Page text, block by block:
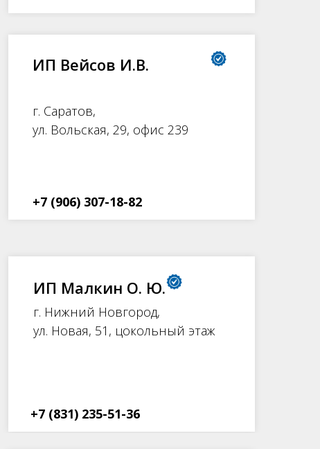
г. Саратов,
ул. Вольская, 29, офис 239
+7 (906) 307-18-82
ИП Вейсов И.В.
ИП Малкин О. Ю.
г. Нижний Новгород,
ул. Новая, 51, цокольный этаж
+7 (831) 235-51-36